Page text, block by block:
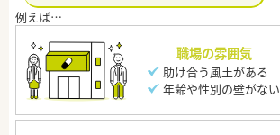
職場の雰囲気
助け合う風土がある
年齢や性別の壁がない